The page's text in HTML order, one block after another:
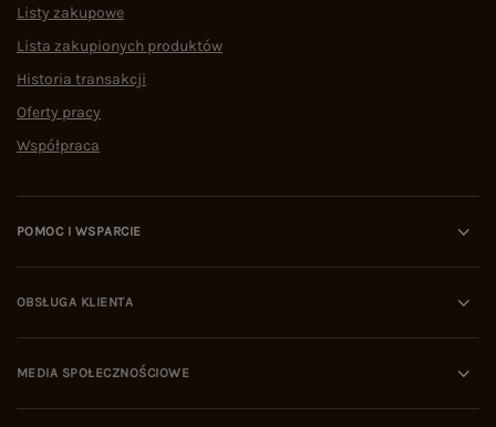
Listy zakupowe
Lista zakupionych produktów
Historia transakcji
Oferty pracy
Współpraca
POMOC I WSPARCIE
OBSŁUGA KLIENTA
MEDIA SPOŁECZNOŚCIOWE